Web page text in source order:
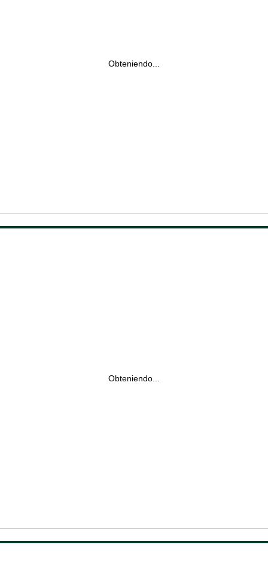
Obteniendo...
Obteniendo...